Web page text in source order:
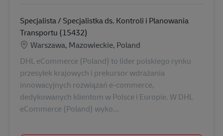
Specjalista / Specjalistka ds. Kontroli i Planowania
Transportu (15432)
Konum
Warszawa, Mazowieckie, Poland
DHL eCommerce (Poland) to lider polskiego rynku
przesyłek krajowych i prekursor wdrażania
innowacyjnych rozwiązań e-commerce,
dedykowanych klientom w Polsce i Europie. W DHL
eCommerce (Poland) wyko...